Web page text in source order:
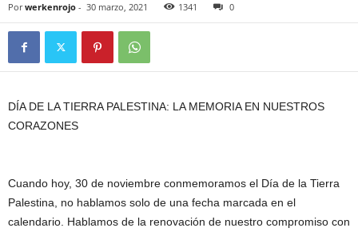
Por werkenrojo - 30 marzo, 2021 1341 0
DÍA DE LA TIERRA PALESTINA: LA MEMORIA EN NUESTROS
CORAZONES
Cuando hoy, 30 de noviembre conmemoramos el Día de la Tierra
Palestina, no hablamos solo de una fecha marcada en el
calendario. Hablamos de la renovación de nuestro compromiso con